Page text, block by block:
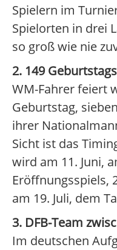
Spielern im
Spielorten in drei
so groß wie nie
2. 149
WM-Fahrer feiert
Geburtstag,
ihrer
Sicht ist das
wird am 11. Juni,
Eröffnungsspiels,
am 19. Juli, dem
3. DFB-Team
Im deutschen